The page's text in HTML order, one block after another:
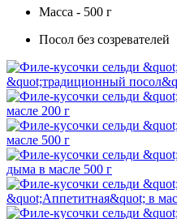
Масса - 500 г
Посол без созревателей